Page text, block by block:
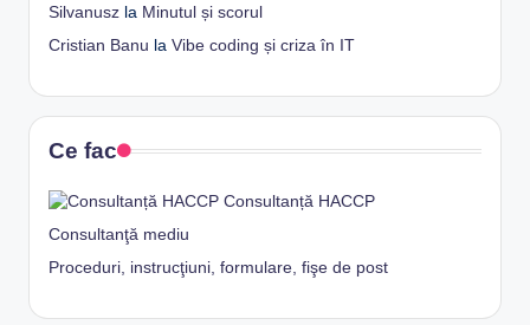
Silvanusz la Minutul și scorul
Cristian Banu la Vibe coding și criza în IT
Ce fac
Consultanță HACCP
Consultanţă mediu
Proceduri, instrucţiuni, formulare, fişe de post